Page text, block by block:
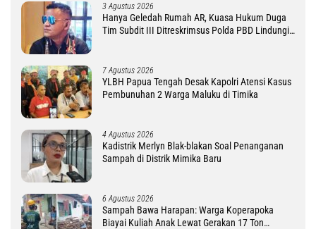
3 Agustus 2026
Hanya Geledah Rumah AR, Kuasa Hukum Duga
Tim Subdit III Ditreskrimsus Polda PBD Lindungi
7 Agustus 2026
YLBH Papua Tengah Desak Kapolri Atensi Kasus
Pembunuhan 2 Warga Maluku di Timika
4 Agustus 2026
Kadistrik Merlyn Blak-blakan Soal Penanganan
Sampah di Distrik Mimika Baru
6 Agustus 2026
Sampah Bawa Harapan: Warga Koperapoka
Biayai Kuliah Anak Lewat Gerakan 17 Ton